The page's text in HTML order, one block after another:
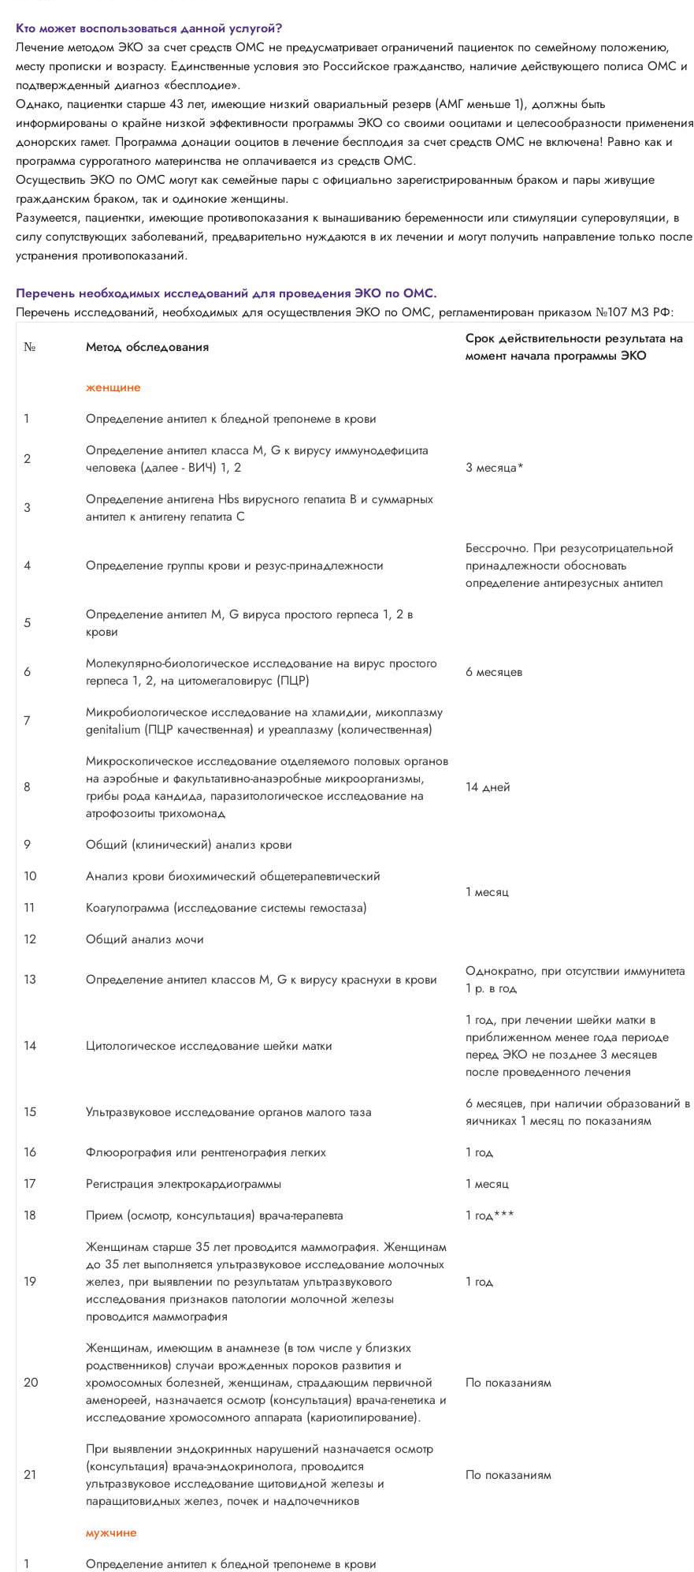
Кто может воспользоваться данной услугой?
Лечение методом ЭКО за счет средств ОМС не предусматривает ограничений пациенток по семейному положению,
месту прописки и возрасту. Единственные условия это Российское гражданство, наличие действующего полиса ОМС и
подтвержденный диагноз «бесплодие».
Однако, пациентки старше 43 лет, имеющие низкий овариальный резерв (АМГ меньше 1), должны быть
информированы о крайне низкой эффективности программы ЭКО со своими ооцитами и целесообразности применения
донорских гамет. Программа донации ооцитов в лечение бесплодия за счет средств ОМС не включена! Равно как и
программа суррогатного материнства не оплачивается из средств ОМС.
Осуществить ЭКО по ОМС могут как семейные пары с официально зарегистрированным браком и пары живущие
гражданским браком, так и одинокие женщины.
Разумеется, пациентки, имеющие противопоказания к вынашиванию беременности или стимуляции суперовуляции, в
силу сопутствующих заболеваний, предварительно нуждаются в их лечении и могут получить направление только после
устранения противопоказаний.
Перечень необходимых исследований для проведения ЭКО по ОМС.
Перечень исследований, необходимых для осуществления ЭКО по ОМС, регламентирован приказом №107 МЗ РФ:
№
Метод обследования
Срок действительности результата на
момент начала программы ЭКО
женщине
1
Определение антител к бледной трепонеме в крови
3 месяца*
2
Определение антител класса M, G к вирусу иммунодефицита
человека (далее - ВИЧ) 1, 2
3
Определение антигена Hbs вирусного гепатита B и суммарных
антител к антигену гепатита C
4 Определение группы крови и резус-принадлежности
Бессрочно. При резусотрицательной
принадлежности обосновать
определение антирезусных антител
5
Определение антител M, G вируса простого герпеса 1, 2 в
крови
6 месяцев
6
Молекулярно-биологическое исследование на вирус простого
герпеса 1, 2, на цитомегаловирус (ПЦР)
7
Микробиологическое исследование на хламидии, микоплазму
genitalium (ПЦР качественная) и уреаплазму (количественная)
8
Микроскопическое исследование отделяемого половых органов
на аэробные и факультативно-анаэробные микроорганизмы,
грибы рода кандида, паразитологическое исследование на
атрофозоиты трихомонад
14 дней
9 Общий (клинический) анализ крови
1 месяц
10
Анализ крови биохимический общетерапевтический
11
Коагулограмма (исследование системы гемостаза)
12
Общий анализ мочи
13 Определение антител классов M, G к вирусу краснухи в крови
Однократно, при отсутствии иммунитета
1 р. в год
14 Цитологическое исследование шейки матки
1 год, при лечении шейки матки в
приближенном менее года периоде
перед ЭКО не позднее 3 месяцев
после проведенного лечения
15 Ультразвуковое исследование органов малого таза
6 месяцев, при наличии образований в
яичниках 1 месяц по показаниям
16
Флюорография или рентгенография легких
1 год
17
Регистрация электрокардиограммы
1 месяц
18
Прием (осмотр, консультация) врача-терапевта 1 год***
19
Женщинам старше 35 лет проводится маммография. Женщинам
до 35 лет выполняется ультразвуковое исследование молочных
желез, при выявлении по результатам ультразвукового
исследования признаков патологии молочной железы
проводится маммография
1 год
20
Женщинам, имеющим в анамнезе (в том числе у близких
родственников) случаи врожденных пороков развития и
хромосомных болезней, женщинам, страдающим первичной
аменореей, назначается осмотр (консультация) врача-генетика и
исследование хромосомного аппарата (кариотипирование).
По показаниям
21
При выявлении эндокринных нарушений назначается осмотр
(консультация) врача-эндокринолога, проводится
ультразвуковое исследование щитовидной железы и
паращитовидных желез, почек и надпочечников
По показаниям
мужчине
1
Определение антител к бледной трепонеме в крови